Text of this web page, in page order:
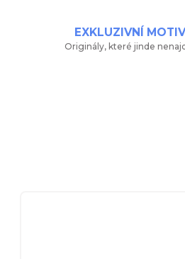
EXKLUZIVNÍ
Originály, které jinde